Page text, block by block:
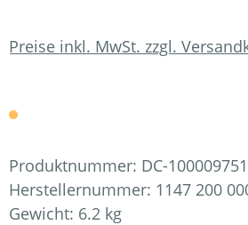
Preise inkl. MwSt. zzgl.
Produktnummer: DC-100009751
Herstellernummer: 1147 200
Gewicht: 6.2 kg